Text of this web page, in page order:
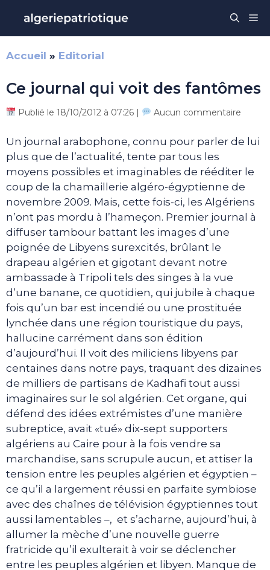
contenu
Accueil » Editorial
Ce journal qui voit des fantômes
Publié le 18/10/2012 à 07:26 | Aucun commentaire
Un journal arabophone, connu pour parler de lui
plus que de l’actualité, tente par tous les
moyens possibles et imaginables de rééditer le
coup de la chamaillerie algéro-égyptienne de
novembre 2009. Mais, cette fois-ci, les Algériens
n’ont pas mordu à l’hameçon. Premier journal à
diffuser tambour battant les images d’une
poignée de Libyens surexcités, brûlant le
drapeau algérien et gigotant devant notre
ambassade à Tripoli tels des singes à la vue
d’une banane, ce quotidien, qui jubile à chaque
fois qu’un bar est incendié ou une prostituée
lynchée dans une région touristique du pays,
hallucine carrément dans son édition
d’aujourd’hui. Il voit des miliciens libyens par
centaines dans notre pays, traquant des dizaines
de milliers de partisans de Kadhafi tout aussi
imaginaires sur le sol algérien. Cet organe, qui
défend des idées extrémistes d’une manière
subreptice, avait «tué» dix-sept supporters
algériens au Caire pour à la fois vendre sa
marchandise, sans scrupule aucun, et attiser la
tension entre les peuples algérien et égyptien –
ce qu’il a largement réussi en parfaite symbiose
avec des chaînes de télévision égyptiennes tout
aussi lamentables –, et s’acharne, aujourd’hui, à
allumer la mèche d’une nouvelle guerre
fratricide qu’il exulterait à voir se déclencher
entre les peuples algérien et libyen. Manque de